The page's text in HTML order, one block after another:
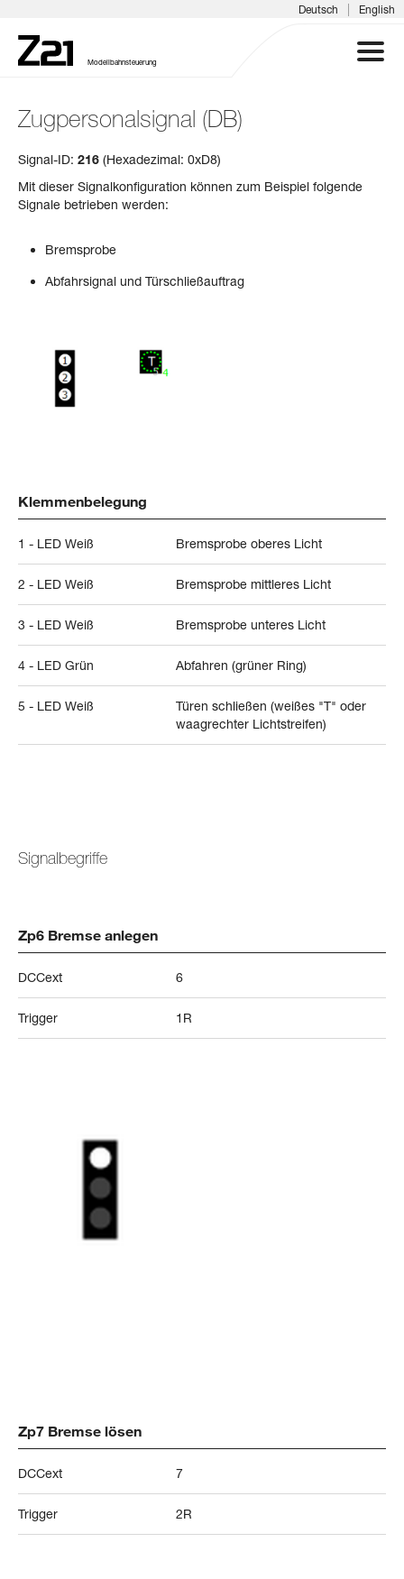
Deutsch | English
Modellbahnsteuerung
Z21 SYSTEM
MEDIEN
Zugpersonalsignal (DB)
Signal-ID: 216 (Hexadezimal: 0xD8)
Mit dieser Signalkonfiguration können zum Beispiel folgende
Signale betrieben werden:
Bremsprobe
Abfahrsignal und Türschließauftrag
Klemmenbelegung
1 - LED Weiß Bremsprobe oberes Licht
2 - LED Weiß Bremsprobe mittleres Licht
3 - LED Weiß Bremsprobe unteres Licht
4 - LED Grün Abfahren (grüner Ring)
5 - LED Weiß
Türen schließen (weißes "T" oder
waagrechter Lichtstreifen)
Signalbegriffe
Zp6 Bremse anlegen
DCCext 6
Trigger 1R
Zp7 Bremse lösen
DCCext 7
Trigger 2R